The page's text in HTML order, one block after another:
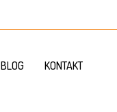
BLOG KONTAKT